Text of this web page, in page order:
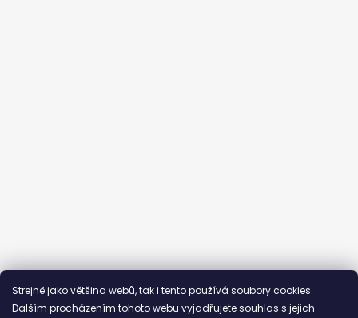
Strejně jako většina webů, tak i tento používá soubory cookies.
Dalším procházením tohoto webu vyjadřujete souhlas s jejich
Sledovat na Instagramu